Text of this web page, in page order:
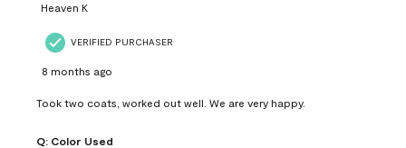
Heaven K
VERIFIED PURCHASER
8 months ago
Took two coats, worked out well. We are very happy.
Q: Color Used